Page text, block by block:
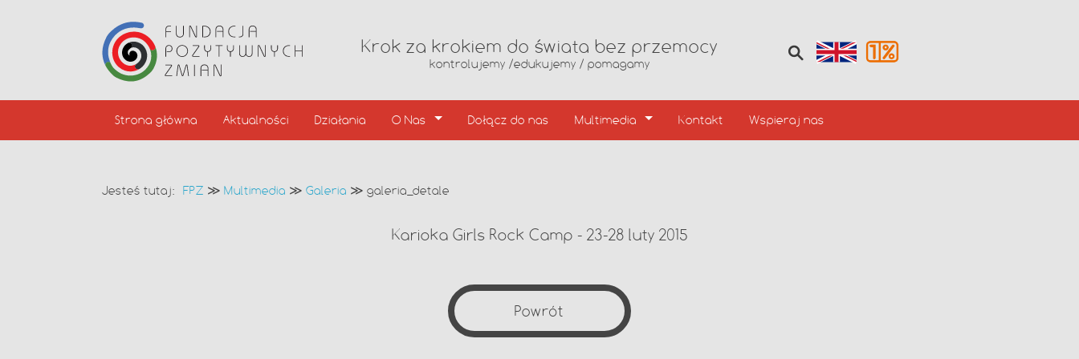
Krok za krokiem do świata bez przemocy
kontrolujemy /edukujemy / pomagamy
Strona główna Aktualności Działania O Nas Dołącz do nas Multimedia Kontakt Wspieraj nas
Jesteś tutaj: FPZ ≫ Multimedia ≫ Galeria ≫ galeria_detale
Karioka Girls Rock Camp - 23-28 luty 2015
Powrót